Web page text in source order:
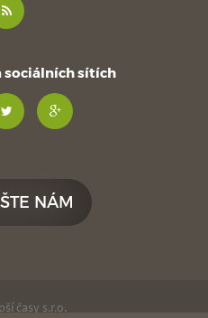
sociálních sítích
NÁM
časy s.r.o.